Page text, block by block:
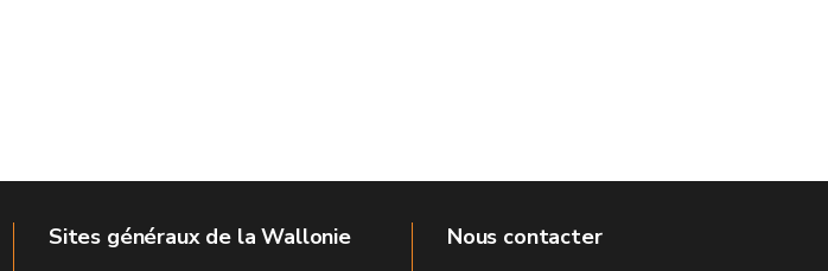
Sites généraux de la Wallonie Nous contacter